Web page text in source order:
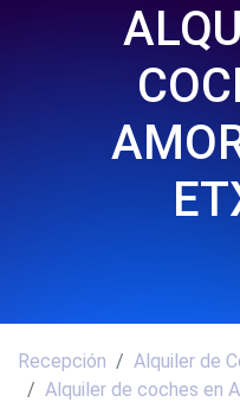
Recepción
Alquiler de
Alquiler de coches en